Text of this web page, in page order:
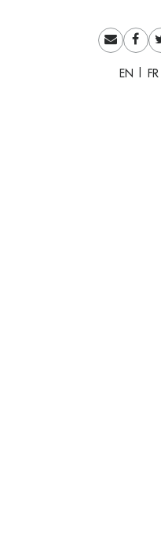
Français
English